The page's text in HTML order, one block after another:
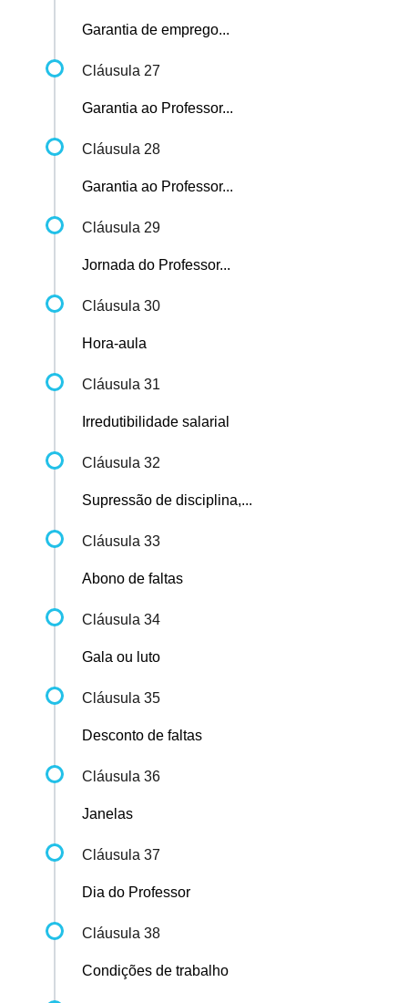
Garantia de emprego...
Cláusula 27
Garantia ao Professor...
Cláusula 28
Garantia ao Professor...
Cláusula 29
Jornada do Professor...
Cláusula 30
Hora-aula
Cláusula 31
Irredutibilidade salarial
Cláusula 32
Supressão de disciplina,...
Cláusula 33
Abono de faltas
Cláusula 34
Gala ou luto
Cláusula 35
Desconto de faltas
Cláusula 36
Janelas
Cláusula 37
Dia do Professor
Cláusula 38
Condições de trabalho